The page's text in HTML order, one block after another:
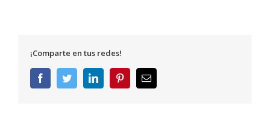
¡Comparte en tus redes!
FacebookTwitterLinkedInPinterestCorreo
electrónico